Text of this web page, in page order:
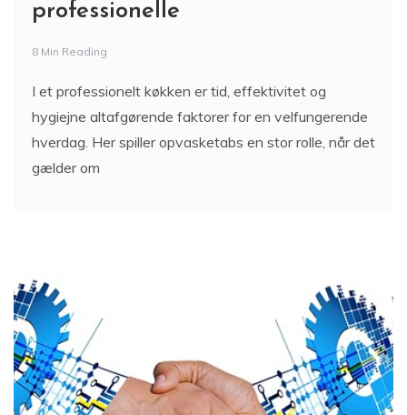
professionelle
8 Min Reading
I et professionelt køkken er tid, effektivitet og
hygiejne altafgørende faktorer for en velfungerende
hverdag. Her spiller opvasketabs en stor rolle, når det
gælder om